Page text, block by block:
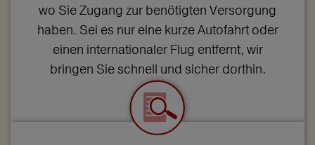
wo Sie Zugang zur benötigten Versorgung
haben. Sei es nur eine kurze Autofahrt oder
einen internationaler Flug entfernt, wir
bringen Sie schnell und sicher dorthin.